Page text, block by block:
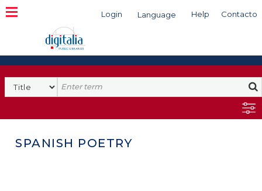
Login Language Help Contacto
Search
SPANISH POETRY